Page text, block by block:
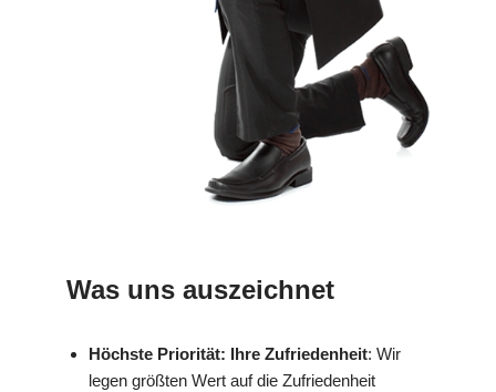
Was uns auszeichnet
Höchste Priorität: Ihre Zufriedenheit: Wir
legen größten Wert auf die Zufriedenheit